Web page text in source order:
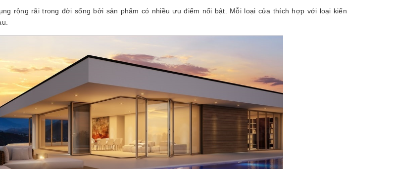
rộng rãi trong đời sống bởi sản phẩm có nhiều ưu điểm nổi bật. Mỗi loại cửa thích hợp với loại kiến